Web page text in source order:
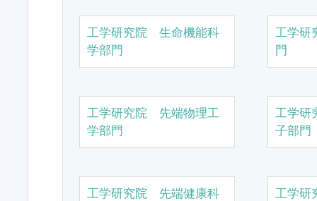
工学研究院 生命機能科
学部門
工学研
門
工学研究院 先端物理工
学部門
工学研
子部門
工学研究院 先端健康科
工学研